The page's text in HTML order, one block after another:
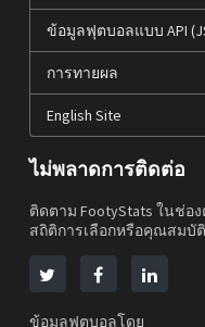
ข้อมูลฟุตบอลแบบ API
การทายผล
English Site
ไม่พลาดการติดต่อ
ติดตาม FootyStats ในช่อ
สถิติการเลือกหรือคุณสมบั
ข้อมูลฟุตบอลโดย